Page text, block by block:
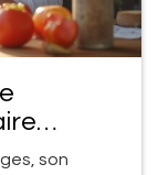
son